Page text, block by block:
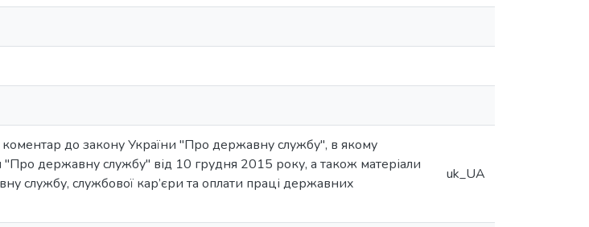
до закону України "Про державну службу", в якому
державну службу" від 10 грудня 2015 року, а також матеріали
службу, службової кар’єри та оплати праці державних
uk_UA